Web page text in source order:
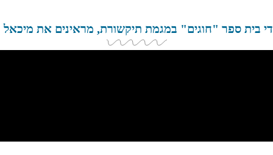
בית ספר "חוגים" במגמת תיקשורת, מראינים את מיכאל